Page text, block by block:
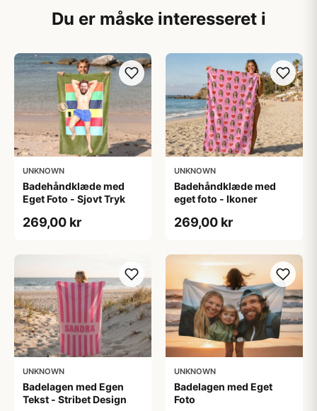
Du er måske interesseret i
UNKNOWN
Badehåndklæde med
Eget Foto - Sjovt Tryk
269,00 kr
UNKNOWN
Badehåndklæde med
eget foto - Ikoner
269,00 kr
UNKNOWN
Badelagen med Egen
Tekst - Stribet Design
UNKNOWN
Badelagen med Eget
Foto